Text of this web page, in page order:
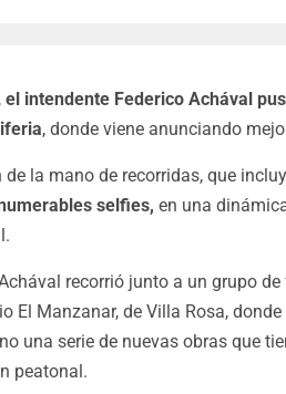
el intendente Federico Achával
, donde viene anunciando
la mano de recorridas, que
selfies, en una
recorrió junto a un grupo
El Manzanar, de Villa Rosa,
una serie de nuevas obras que
peatonal.